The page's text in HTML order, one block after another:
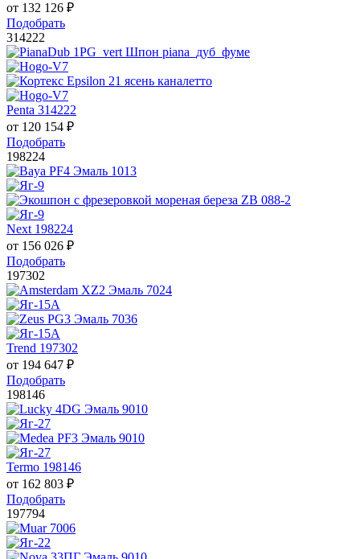
от 132 126 ₽
Подобрать
314222
Penta 314222
от 120 154 ₽
Подобрать
198224
Next 198224
от 156 026 ₽
Подобрать
197302
Trend 197302
от 194 647 ₽
Подобрать
198146
Termo 198146
от 162 803 ₽
Подобрать
197794